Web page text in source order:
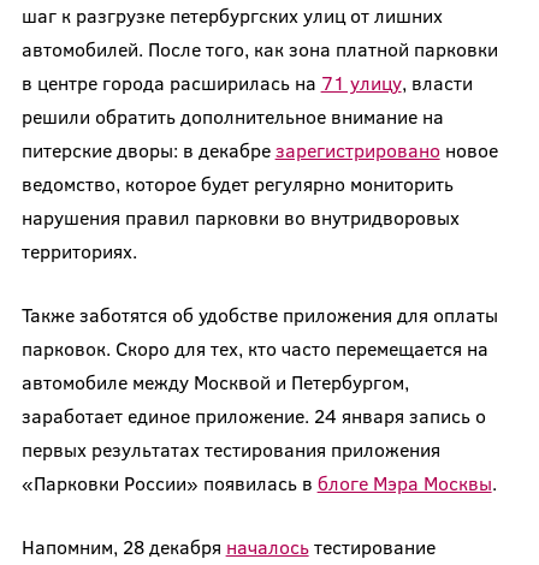
шаг к разгрузке петербургских улиц от лишних
автомобилей. После того, как зона платной парковки
в центре города расширилась на 71 улицу, власти
решили обратить дополнительное внимание на
питерские дворы: в декабрезарегистрировано новое
ведомство, которое будет регулярно мониторить
нарушения правил парковки во внутридворовых
территориях.
Также заботятся об удобстве приложения для оплаты
парковок. Скоро для тех, кто часто перемещается на
автомобиле между Москвой и Петербургом,
заработает единое приложение. 24 января запись о
первых результатах тестирования приложения
«Парковки России» появилась в блоге Мэра Москвы.
Напомним, 28 декабря началосьтестирование